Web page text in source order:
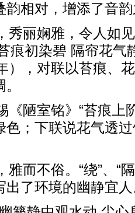
韵相对，增添了音
秀丽娴雅，令人如
痕初染碧 隔帘花气
），对联以苔痕、
《陋室铭》“苔痕上
色；下联说花气透
而不俗。“绕”、“
出了环境的幽静宜